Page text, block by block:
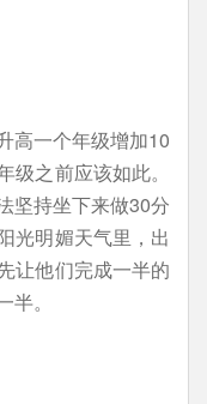
高一个年级增加10
之前应该如此。
坚持坐下来做30分
光明媚天气里，出
让他们完成一半的
。